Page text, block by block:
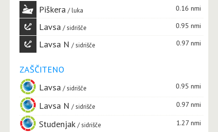
Piškera luka 0.16 nmi
Lavsa sidrišče 0.95 nmi
Lavsa N sidrišče 0.97 nmi
ZAŠČITENO
Lavsa
sidrišče 0.95 nmi
Lavsa N sidrišče 0.97 nmi
Studenjak sidrišče 1.27 nmi